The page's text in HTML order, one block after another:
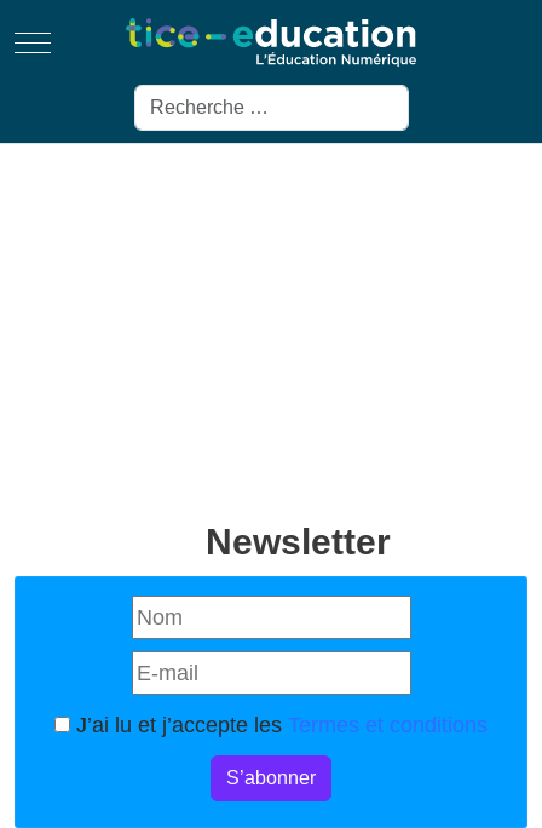
Mobile Menu Toggle
Rechercher
Newsletter
J’ai lu et j’accepte les Termes et conditions
S’abonner